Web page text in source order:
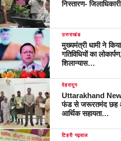
निस्तारण-
उत्तराखंड
मुख्यमंत्री धामी ने
गतिविधियों का
शिलान्यास…
देहरादून
Uttarakhand
फंड से जरूरतमंद छह
आर्थिक सहायता…
टिहरी गढ़वाल